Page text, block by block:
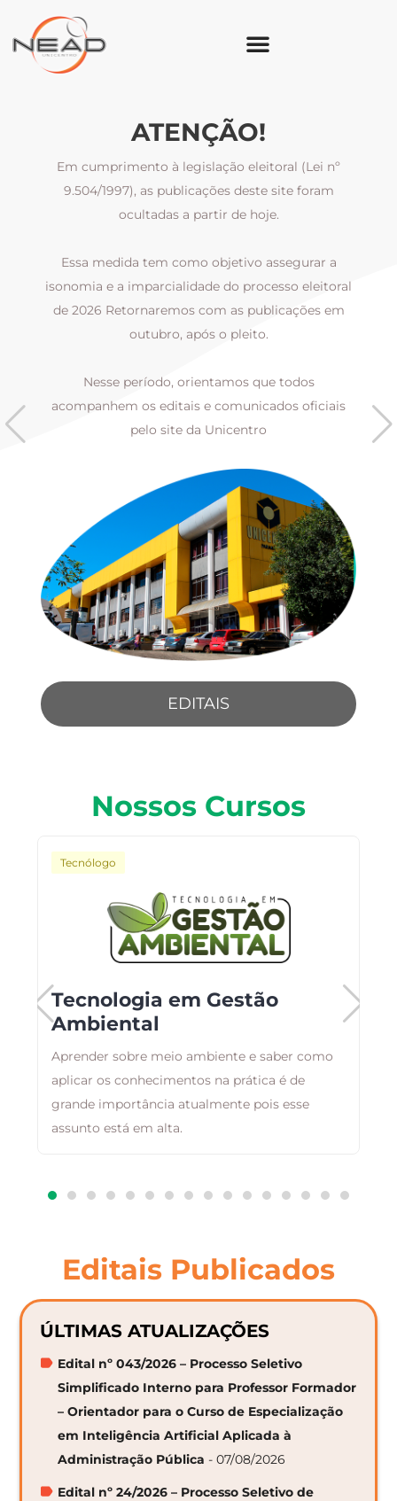
ATENÇÃO!
Em cumprimento à legislação eleitoral (Lei nº
9.504/1997), as publicações deste site foram
ocultadas a partir de hoje.
Essa medida tem como objetivo assegurar a
isonomia e a imparcialidade do processo eleitoral
de 2026 Retornaremos com as publicações em
outubro, após o pleito.
Nesse período, orientamos que todos
acompanhem os editais e comunicados oficiais
pelo site da Unicentro
EDITAIS
Nossos Cursos
Tecnólogo
Tecnologia em Gestão
Ambiental
Aprender sobre meio ambiente e saber como
aplicar os conhecimentos na prática é de
grande importância atualmente pois esse
assunto está em alta.
Editais Publicados
ÚLTIMAS ATUALIZAÇÕES
Edital nº 043/2026 – Processo Seletivo
Simplificado Interno para Professor Formador
– Orientador para o Curso de Especialização
em Inteligência Artificial Aplicada à
Administração Pública - 07/08/2026
Edital nº 24/2026 – Processo Seletivo de